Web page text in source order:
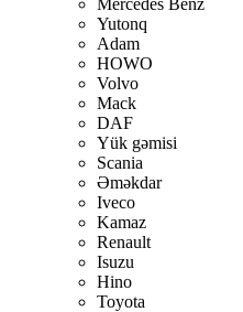
Mercedes Benz
Yutonq
Adam
HOWO
Volvo
Mack
DAF
Yük gəmisi
Scania
Əməkdar
Iveco
Kamaz
Renault
Isuzu
Hino
Toyota